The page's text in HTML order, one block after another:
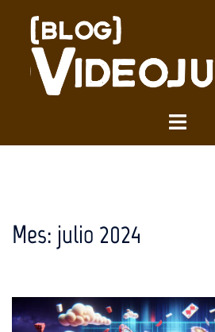
contenido
Alternar
Mes: julio 2024